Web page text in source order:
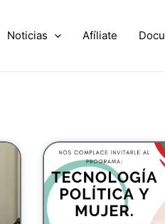
Noticias Afíliate
Page PagePagePagePagePagePage